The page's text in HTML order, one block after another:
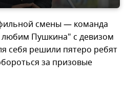
смены — команда
Пушкина" с девизом
себя решили пятеро ребят
за призовые